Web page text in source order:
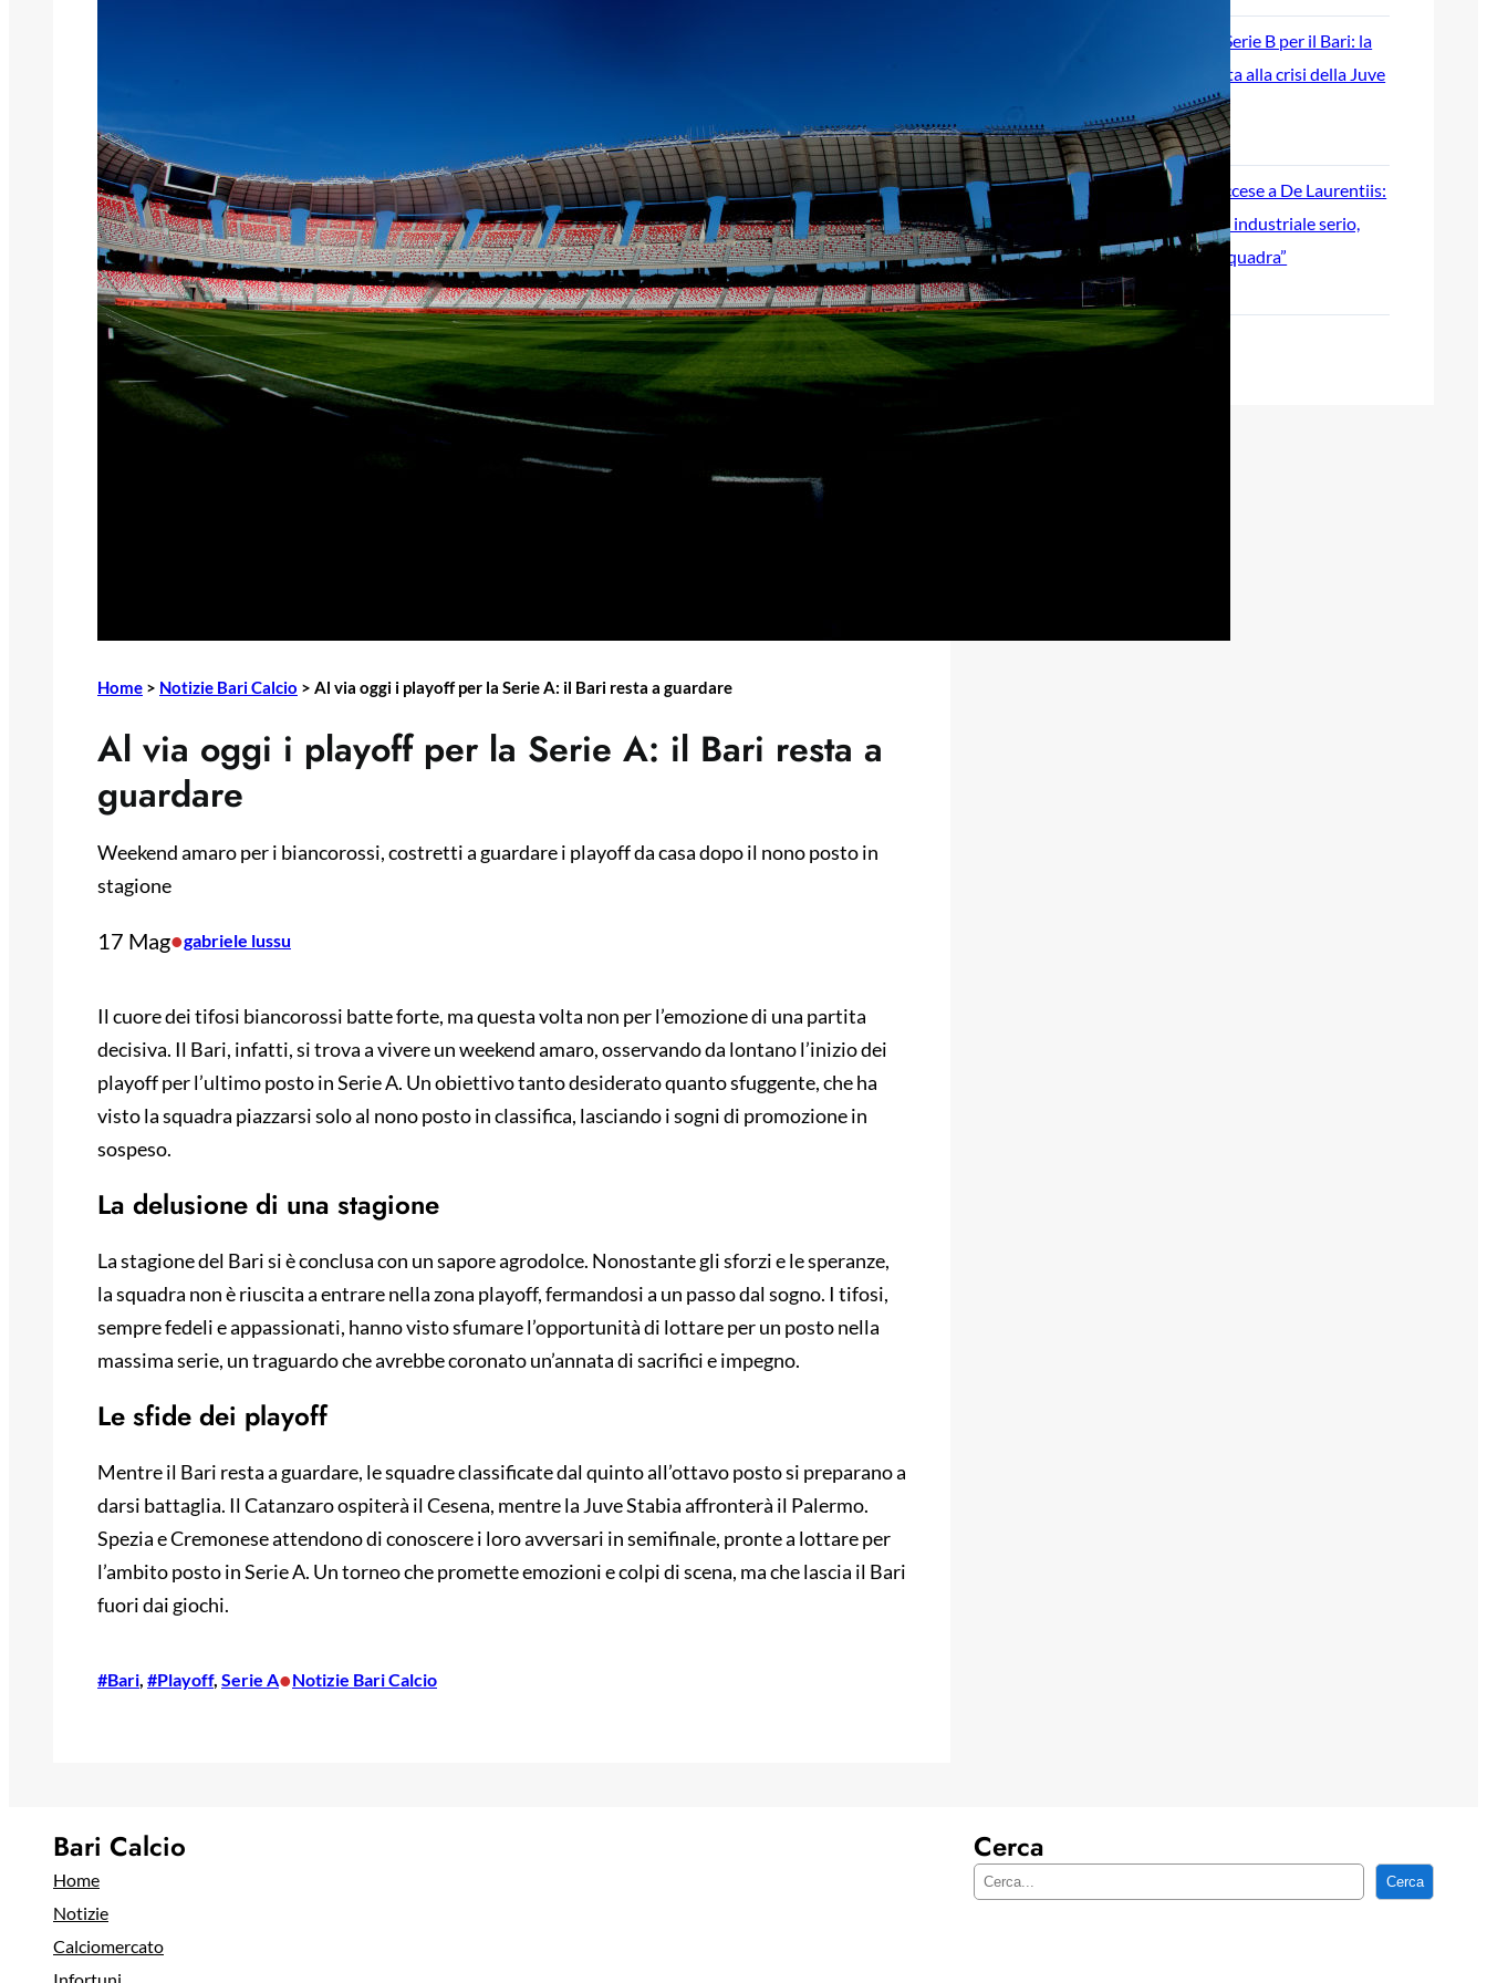
Home > Notizie Bari Calcio > Al via oggi i playoff per la Serie A: il Bari resta a guardare
Al via oggi i playoff per la Serie A: il Bari resta a
guardare
Weekend amaro per i biancorossi, costretti a guardare i playoff da casa dopo il nono posto in
stagione
17 Mag•gabriele lussu
Il cuore dei tifosi biancorossi batte forte, ma questa volta non per l’emozione di una partita
decisiva. Il Bari, infatti, si trova a vivere un weekend amaro, osservando da lontano l’inizio dei
playoff per l’ultimo posto in Serie A. Un obiettivo tanto desiderato quanto sfuggente, che ha
visto la squadra piazzarsi solo al nono posto in classifica, lasciando i sogni di promozione in
sospeso.
La delusione di una stagione
La stagione del Bari si è conclusa con un sapore agrodolce. Nonostante gli sforzi e le speranze,
la squadra non è riuscita a entrare nella zona playoff, fermandosi a un passo dal sogno. I tifosi,
sempre fedeli e appassionati, hanno visto sfumare l’opportunità di lottare per un posto nella
massima serie, un traguardo che avrebbe coronato un’annata di sacrifici e impegno.
Le sfide dei playoff
Mentre il Bari resta a guardare, le squadre classificate dal quinto all’ottavo posto si preparano a
darsi battaglia. Il Catanzaro ospiterà il Cesena, mentre la Juve Stabia affronterà il Palermo.
Spezia e Cremonese attendono di conoscere i loro avversari in semifinale, pronte a lottare per
l’ambito posto in Serie A. Un torneo che promette emozioni e colpi di scena, ma che lascia il Bari
fuori dai giochi.
#Bari, #Playoff, Serie A•Notizie Bari Calcio
Ripescaggio in Serie B per il Bari: la
speranza è legata alla crisi della Juve
28 Maggio 2026
Futuro Bari, Leccese a De Laurentiis:
“Serve un piano industriale serio,
non siamo una seconda squadra”
27 Maggio 2026
Bari Calcio
Home
Notizie
Calciomercato
Cerca
C
Cerca